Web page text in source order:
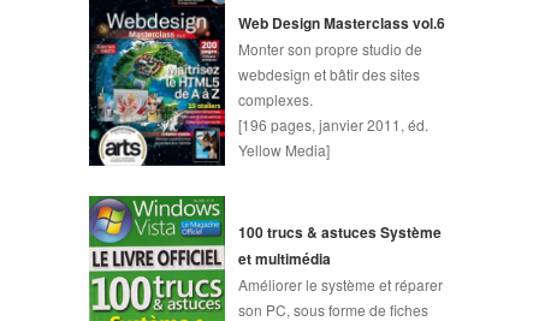
Web Design Masterclass vol.6
Monter son propre studio de
webdesign et bâtir des sites
complexes.
[196 pages, janvier 2011, éd.
Yellow Media]
100 trucs & astuces Système
et multimédia
Améliorer le système et réparer
son PC, sous forme de fiches